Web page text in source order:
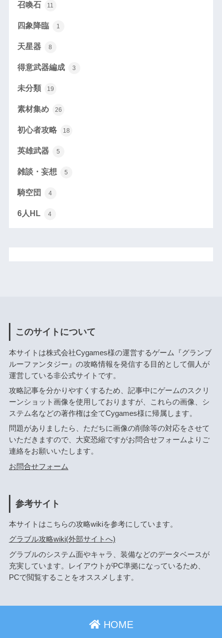
召喚石 11
四象降臨 1
天星器 8
得意武器編成 3
未分類 19
素材集め 26
初心者攻略 18
英雄武器 5
雑談・妄想 5
騎空団 4
6人HL 4
このサイトについて
本サイトは株式会社Cygames様の運営するゲーム『グランブ
ルーファンタジー』の攻略情報を発信する目的として個人が
運営している非公式サイトです。
攻略記事を分かりやすくするため、記事中にゲームのスクリ
ーンショット画像を使用しておりますが、これらの画像、シ
ステム名などの著作権は全てCygames様に帰属します。
問題がありましたら、ただちに画像の削除等の対応をさせて
いただきますので、大変恐縮ですがお問合せフォームよりご
連絡をお願いいたします。
お問合せフォーム
参考サイト
本サイトはこちらの攻略wikiを参考にしています。
グラブル攻略wiki(外部サイトへ)
グラブルのシステム面やキャラ、装備などのデータベースが
充実しています。レイアウトがPC準拠になっているため、
PCで閲覧することをオススメします。
HOME